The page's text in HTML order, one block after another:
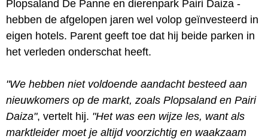
Plopsaland De Panne en dierenpark Pairi Daiza -
hebben de afgelopen jaren wel volop geïnvesteerd in
eigen hotels. Parent geeft toe dat hij beide parken in
het verleden onderschat heeft.
"We hebben niet voldoende aandacht besteed aan
nieuwkomers op de markt, zoals Plopsaland en Pairi
Daiza", vertelt hij. "Het was een wijze les, want als
marktleider moet je altijd voorzichtig en waakzaam